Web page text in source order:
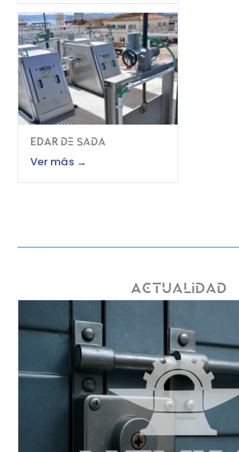
EDAR de Sada
Ver más →
Actualidad
RGPD*
He leído y acepto los
condiciones de la política de
privacidad
(Consulta más información en
política de privacidad
Enviar